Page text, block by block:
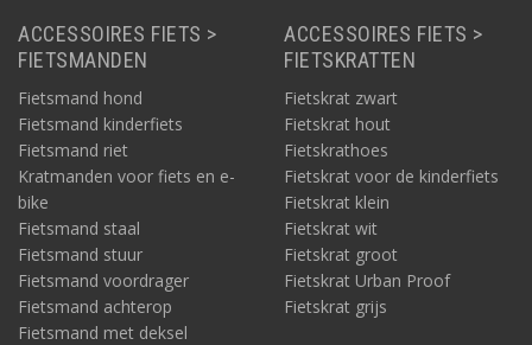
ACCESSOIRES FIETS >
FIETSMANDEN
Fietsmand hond
Fietsmand kinderfiets
Fietsmand riet
Kratmanden voor fiets en e-
bike
Fietsmand staal
Fietsmand stuur
Fietsmand voordrager
Fietsmand achterop
Fietsmand met deksel
ACCESSOIRES FIETS >
FIETSKRATTEN
Fietskrat zwart
Fietskrat hout
Fietskrathoes
Fietskrat voor de kinderfiets
Fietskrat klein
Fietskrat wit
Fietskrat groot
Fietskrat Urban Proof
Fietskrat grijs